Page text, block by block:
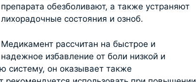
препарата обезболивают, а также устраняют
лихорадочные состояния и озноб.
Медикамент рассчитан на быстрое и
надежное избавление от боли низкой и
систему, он оказывает также